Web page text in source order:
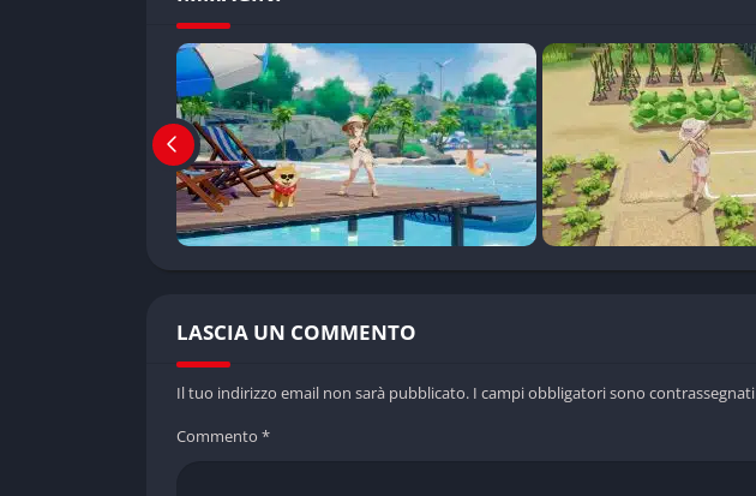
LASCIA UN COMMENTO
Il tuo indirizzo email non sarà pubblicato. I campi obbligatori sono contrassegnati
Commento *